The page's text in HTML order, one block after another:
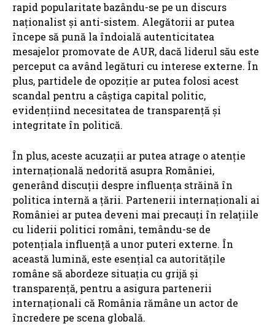
rapid popularitate bazându-se pe un discurs
naționalist și anti-sistem. Alegătorii ar putea
începe să pună la îndoială autenticitatea
mesajelor promovate de AUR, dacă liderul său este
perceput ca având legături cu interese externe. În
plus, partidele de opoziție ar putea folosi acest
scandal pentru a câștiga capital politic,
evidențiind necesitatea de transparență și
integritate în politică.
În plus, aceste acuzații ar putea atrage o atenție
internațională nedorită asupra României,
generând discuții despre influența străină în
politica internă a țării. Partenerii internaționali ai
României ar putea deveni mai precauți în relațiile
cu liderii politici români, temându-se de
potențiala influență a unor puteri externe. În
această lumină, este esențial ca autoritățile
române să abordeze situația cu grijă și
transparență, pentru a asigura partenerii
internaționali că România rămâne un actor de
încredere pe scena globală.